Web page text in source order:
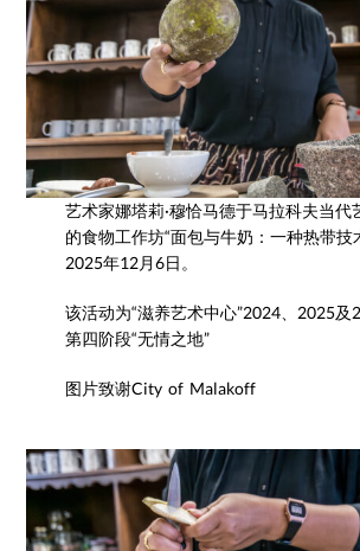
艺术家娜塔莉·穆恰马德于马拉科夫当代
的食物工作坊“面包与牛奶：一种热带技
2025年12月6日。
该活动为“滋养艺术中心”2024、2025及
第四阶段“无情之地”
图片致谢City of Malakoff